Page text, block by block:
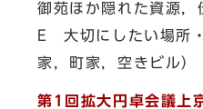
御苑ほか隠れた資源，
E 大切にしたい場所
家，町家，空きビル）
第1回拡大円卓会議上